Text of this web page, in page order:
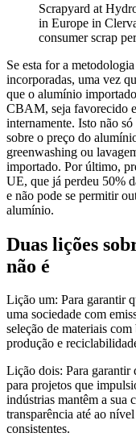
Scrapyard at
in Europe in
consumer scrap
Se esta for a
incorporadas, uma vez
que o alumínio
CBAM, seja favorecido
internamente. Isto não
sobre o preço do
greenwashing ou
importado. Por último,
UE, que já perdeu 50%
e não pode se permitir
alumínio.
Duas lições
não é
Lição um: Para garantir
uma sociedade com
seleção de materiais
produção e
Lição dois: Para garantir
para projetos que
indústrias mantêm a sua
transparência até ao
consistentes.